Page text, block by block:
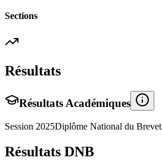
Sections
Résultats
Résultats Académiques
Session 2025Diplôme National du Brevet
Résultats DNB